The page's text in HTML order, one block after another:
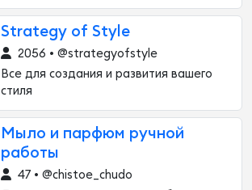
Strategy of Style
2056 • @strategyofstyle
Все для создания и развития вашего
стиля
Мыло и парфюм ручной
работы
47 • @chistoe_chudo